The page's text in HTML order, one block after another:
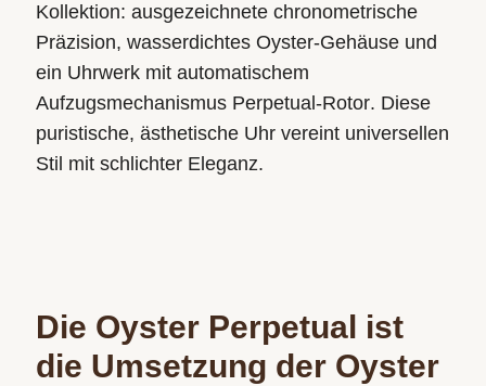
Kollektion: ausgezeichnete chronometrische
Präzision, wasserdichtes Oyster-Gehäuse und
ein Uhrwerk mit automatischem
Aufzugsmechanismus Perpetual-Rotor. Diese
puristische, ästhetische Uhr vereint universellen
Stil mit schlichter Eleganz.
Die Oyster Perpetual ist
die Umsetzung der Oyster